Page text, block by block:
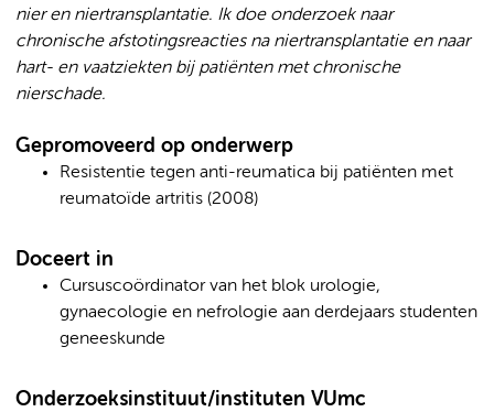
nier en niertransplantatie. Ik doe onderzoek naar
chronische afstotingsreacties na niertransplantatie en naar
hart- en vaatziekten bij patiënten met chronische
nierschade.
Gepromoveerd op onderwerp
Resistentie tegen anti-reumatica bij patiënten met
reumatoïde artritis (2008)
Doceert in
Cursuscoördinator van het blok urologie,
gynaecologie en nefrologie aan derdejaars studenten
geneeskunde
Onderzoeksinstituut/instituten VUmc